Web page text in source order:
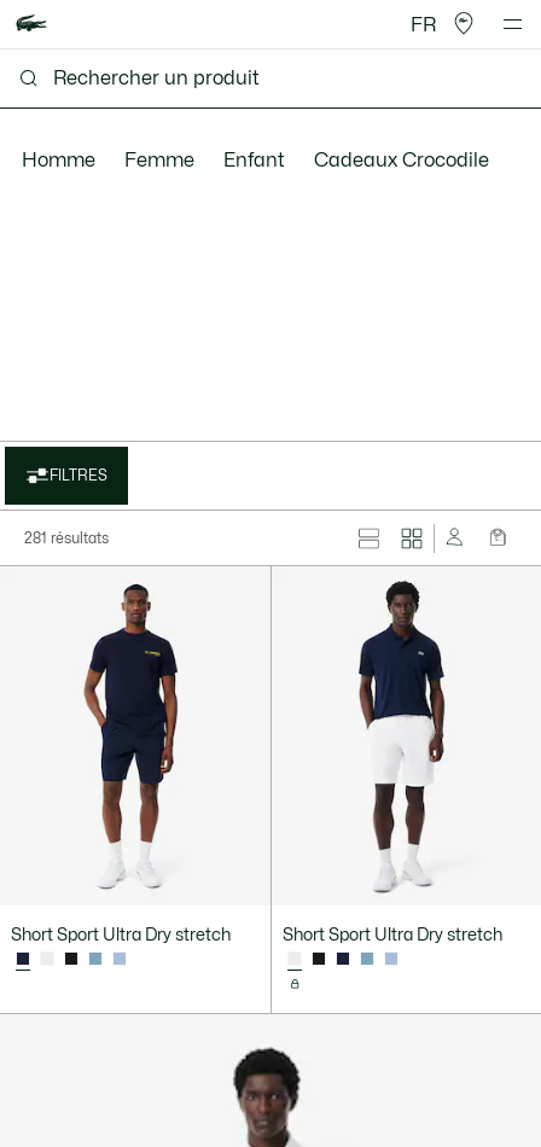
FR
Homme Femme Enfant Cadeaux Crocodile
FILTRES
281 résultats
Short Sport Ultra Dry stretch Short Sport Ultra Dry stretch